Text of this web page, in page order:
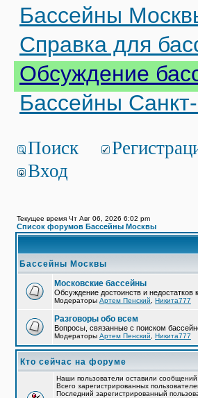
Бассейны
Справка для
Обсуждение
Бассейны
Поиск
Вход
Текущее время Чт Авг 06, 2026 6:02 pm
Список форумов Бассейны Москвы
Бассейны Москвы
Московские бассейны
Обсуждение достоинств и недостатков
Модераторы Артем Пенский Никита777
Разговоры обо всем
Вопросы, связанные с поиском
Модераторы Артем Пенский Никита777
Кто сейчас на форуме
Наши пользователи оставили сообщений:
Всего зарегистрированных
Последний зарегистрированный